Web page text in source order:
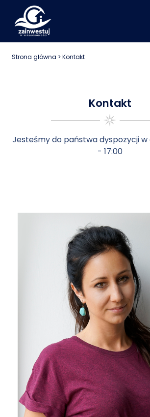
Strona główna > Kontakt
Kontakt
Jesteśmy do państwa dyspozycji w
- 17:00